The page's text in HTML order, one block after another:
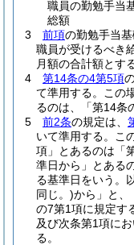
職員の勤勉手当
総額
3
前項の勤勉手当
職員が受けるべき
月額の合計額とする
4
第14条の4第5項
て準用する。
この
るのは、「第14条
5
前2条の規定は、
いて準用する。
こ
項」とあるのは「
準日から」とある
る基準日をいう。
同じ。)から」と、
の7第1項に規定す
及び次条第1項に
る。